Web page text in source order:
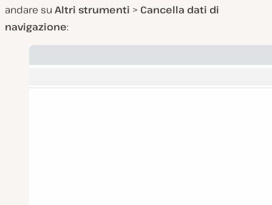
andare su Altri strumenti > Cancella dati di
navigazione: